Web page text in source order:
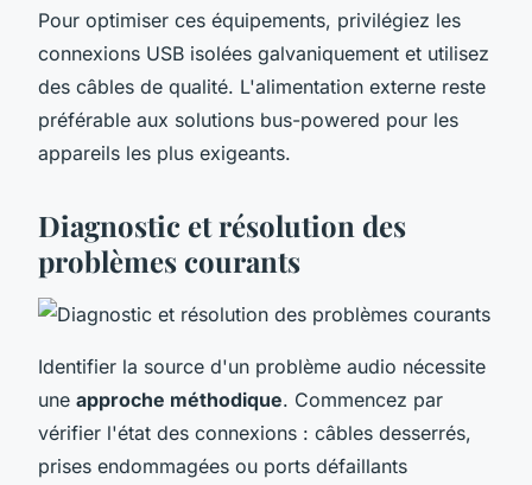
Pour optimiser ces équipements, privilégiez les
connexions USB isolées galvaniquement et utilisez
des câbles de qualité. L'alimentation externe reste
préférable aux solutions bus-powered pour les
appareils les plus exigeants.
Diagnostic et résolution des
problèmes courants
Identifier la source d'un problème audio nécessite
une approche méthodique. Commencez par
vérifier l'état des connexions : câbles desserrés,
prises endommagées ou ports défaillants